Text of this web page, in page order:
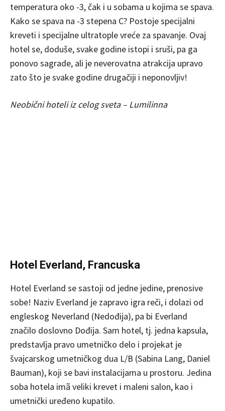
temperatura oko -3, čak i u sobama u kojima se spava.
Kako se spava na -3 stepena C? Postoje specijalni
kreveti i specijalne ultratople vreće za spavanje. Ovaj
hotel se, doduše, svake godine istopi i sruši, pa ga
ponovo sagrade, ali je neverovatna atrakcija upravo
zato što je svake godine drugačiji i neponovljiv!
Neobični hoteli iz celog sveta – Lumilinna
Hotel Everland, Francuska
Hotel Everland se sastoji od jedne jedine, prenosive
sobe! Naziv Everland je zapravo igra reči, i dolazi od
engleskog Neverland (Nedođija), pa bi Everland
značilo doslovno Dođija. Sam hotel, tj. jedna kapsula,
predstavlja pravo umetničko delo i projekat je
švajcarskog umetničkog dua L/B (Sabina Lang, Daniel
Bauman), koji se bavi instalacijama u prostoru. Jedina
soba hotela imã veliki krevet i maleni salon, kao i
umetnički uređeno kupatilo.